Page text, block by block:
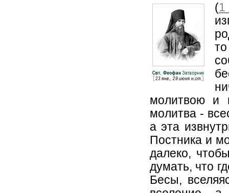
(
молитвою и
молитва -
а эта
Постника и
далеко,
думать, что
Бесы,